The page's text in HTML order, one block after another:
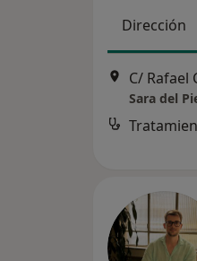
Dirección
Sara del